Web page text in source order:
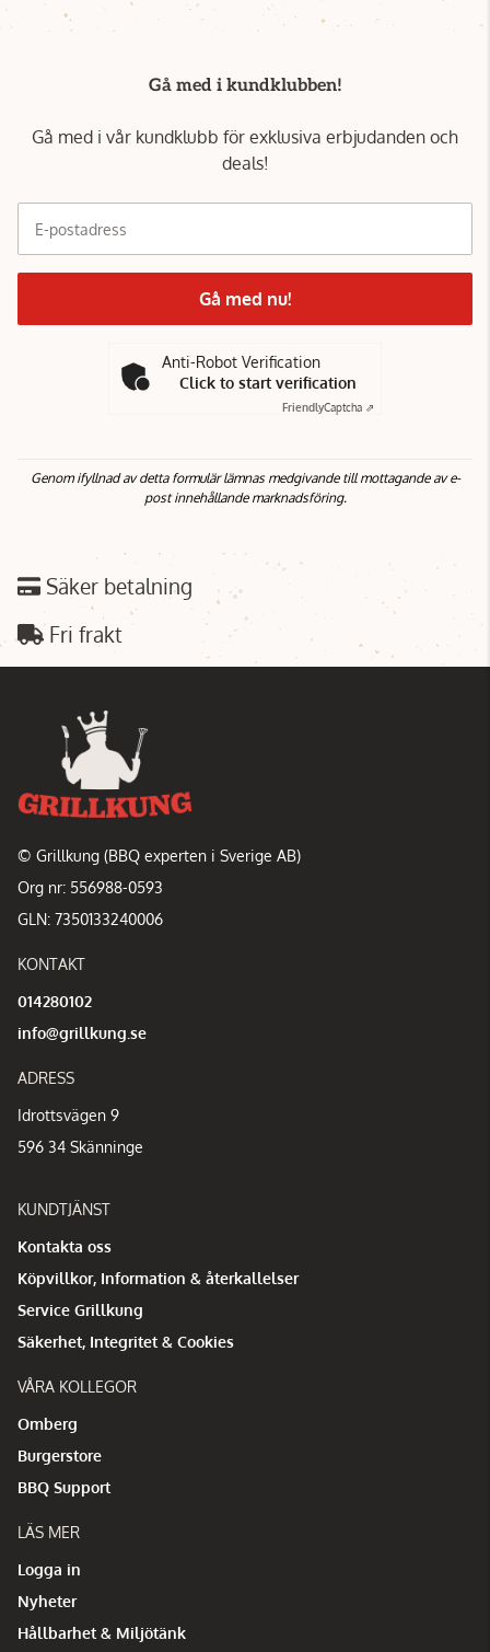
Gå med i kundklubben!
Gå med i vår kundklubb för exklusiva erbjudanden och
deals!
E-postadress
Gå med nu!
Anti-Robot Verification
Click to start verification
FriendlyCaptcha ⇗
Genom ifyllnad av detta formulär lämnas medgivande till mottagande av e-
post innehållande marknadsföring.
Säker betalning
Fri frakt
© Grillkung (BBQ experten i Sverige AB)
Org nr: 556988-0593
GLN: 7350133240006
KONTAKT
014280102
info@grillkung.se
ADRESS
Idrottsvägen 9
596 34 Skänninge
KUNDTJÄNST
Kontakta oss
Köpvillkor, Information & återkallelser
Service Grillkung
Säkerhet, Integritet & Cookies
VÅRA KOLLEGOR
Omberg
Burgerstore
BBQ Support
LÄS MER
Logga in
Nyheter
Hållbarhet & Miljötänk